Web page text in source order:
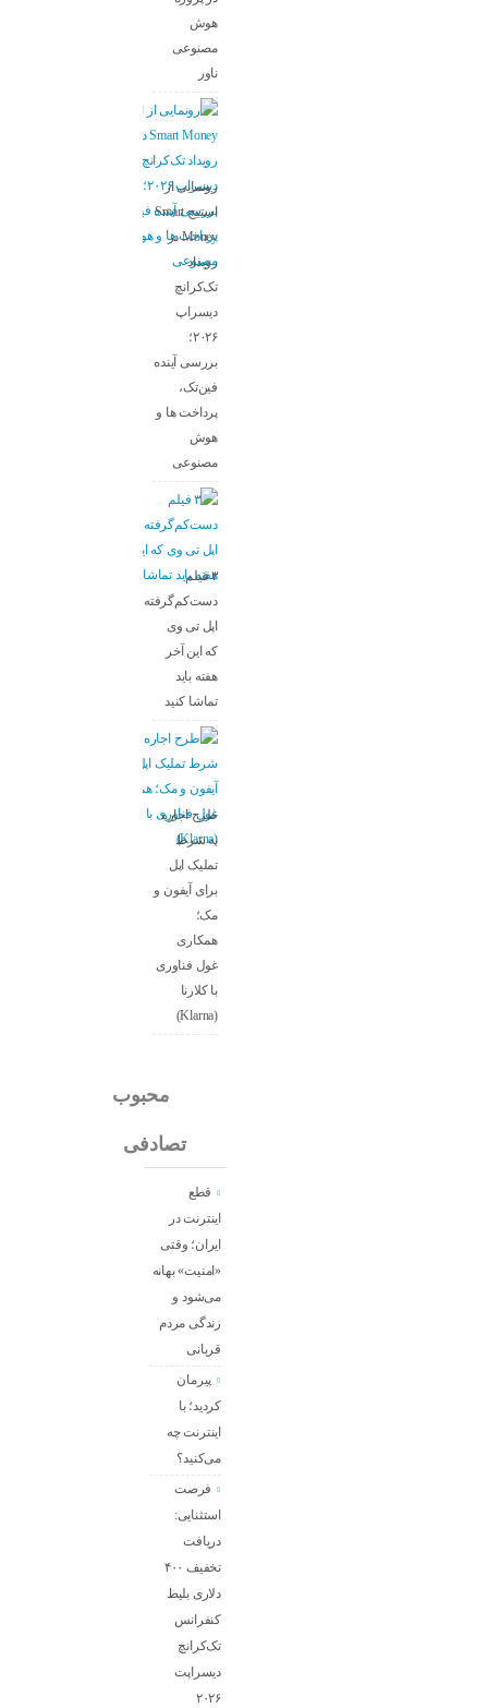
هوش
مصنوعی
ناور
رونمایی از
استیج Smart
Money در
رویداد
تک‌کرانچ
دیسراپ
۲۰۲۶؛
بررسی آینده
فین‌تک،
پرداخت‌ ها و
هوش
مصنوعی
۳ فیلم
دست‌کم‌گرفته‌شده
اپل تی وی
که این آخر
هفته باید
تماشا کنید
طرح اجاره
به شرط
تملیک اپل
برای آیفون و
مک؛
همکاری
غول فناوری
با کلارنا
(Klarna)
جدیدمحبوب
تصادفی
قطع
اینترنت در
ایران؛ وقتی
«امنیت» بهانه
می‌شود و
زندگی مردم
قربانی
پیرمان
کردید؛ با
اینترنت چه
می‌کنید؟
فرصت
استثنایی:
دریافت
تخفیف ۴۰۰
دلاری بلیط
کنفرانس
تک‌کرانچ
دیسراپت
۲۰۲۶